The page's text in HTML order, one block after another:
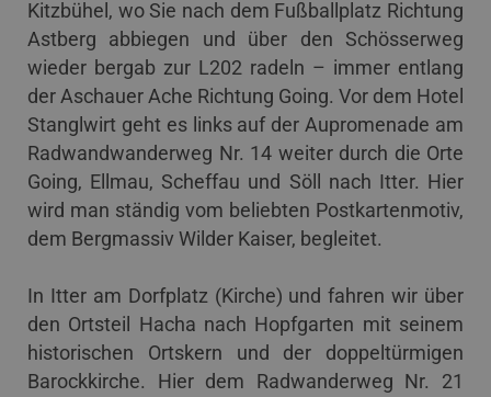
Kitzbühel, wo Sie nach dem Fußballplatz Richtung
Astberg abbiegen und über den Schösserweg
wieder bergab zur L202 radeln – immer entlang
der Aschauer Ache Richtung Going. Vor dem Hotel
Stanglwirt geht es links auf der Aupromenade am
Radwandwanderweg Nr. 14 weiter durch die Orte
Going, Ellmau, Scheffau und Söll nach Itter. Hier
wird man ständig vom beliebten Postkartenmotiv,
dem Bergmassiv Wilder Kaiser, begleitet.
In Itter am Dorfplatz (Kirche) und fahren wir über
den Ortsteil Hacha nach Hopfgarten mit seinem
historischen Ortskern und der doppeltürmigen
Barockkirche. Hier dem Radwanderweg Nr. 21